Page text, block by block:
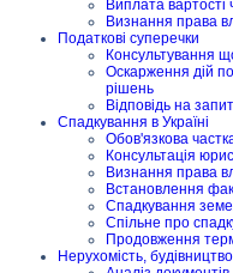
Виплата вартості
Визнання права
Податкові суперечки
Консультування
Оскарження дій
рішень
Відповідь на
Спадкування в Україні
Обов'язкова
Консультація
Визнання права
Встановлення
Спадкування
Спільне про
Продовження
Нерухомість, будівництво